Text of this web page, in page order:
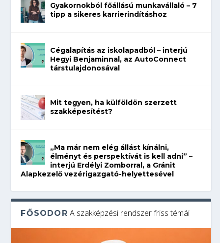
Gyakornokból főállású munkavállaló – 7
tipp a sikeres karrierindításhoz
Cégalapítás az iskolapadból – interjú
Hegyi Benjaminnal, az AutoConnect
társtulajdonosával
Mit tegyen, ha külföldön szerzett
szakképesítést?
„Ma már nem elég állást kínálni,
élményt és perspektívát is kell adni” –
interjú Erdélyi Zomborral, a Gránit
Alapkezelő vezérigazgató-helyettesével
FŐSODOR A szakképzési rendszer friss témái